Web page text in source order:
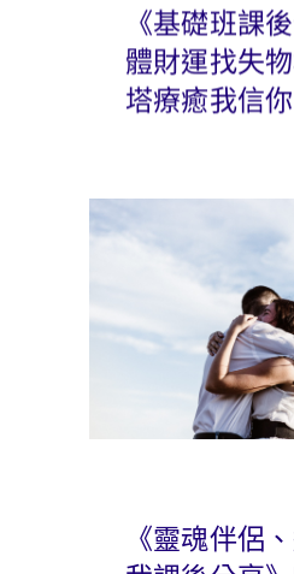
《基礎班課
體財運找失
塔療癒我信你
《靈魂伴侶